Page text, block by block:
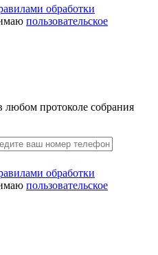
обработки
пользовательское
любом протоколе собрания
обработки
пользовательское